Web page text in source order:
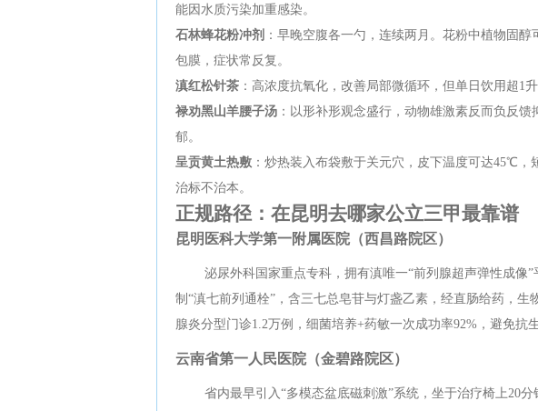
能因水质污染加重感染。
石林蜂花粉冲剂 ：早晚空腹各一勺，连续两月。花粉中植物固
包膜，症状常反复。
滇红松针茶 ：高浓度抗氧化，改善局部微循环，但单日饮用超1
禄劝黑山羊腰子汤 ：以形补形观念盛行，动物雄激素反而负反
郁。
呈贡黄土热敷 ：炒热装入布袋敷于关元穴，皮下温度可达45℃，
治标不治本。
正规路径：在昆明去哪家公立三甲最靠谱
昆明医科大学第一附属医院（西昌路院区）
泌尿外科国家重点专科，拥有滇唯一“前列腺超声弹性成像
制“滇七前列通栓”，含三七总皂苷与灯盏乙素，经直肠给药，生
腺炎分型门诊1.2万例，细菌培养+药敏一次成功率92%，避免抗
云南省第一人民医院（金碧路院区）
省内最早引入“多模态盆底磁刺激”系统，坐于治疗椅上20